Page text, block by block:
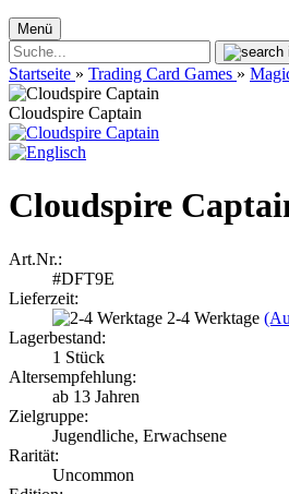
Menü
Startseite » Trading Card Games »
Cloudspire Captain
Cloudspire
Art.Nr.:
#DFT9E
Lieferzeit:
2-4 Werktage
Lagerbestand:
1 Stück
Altersempfehlung:
ab 13 Jahren
Zielgruppe:
Jugendliche, Erwachsene
Rarität:
Uncommon